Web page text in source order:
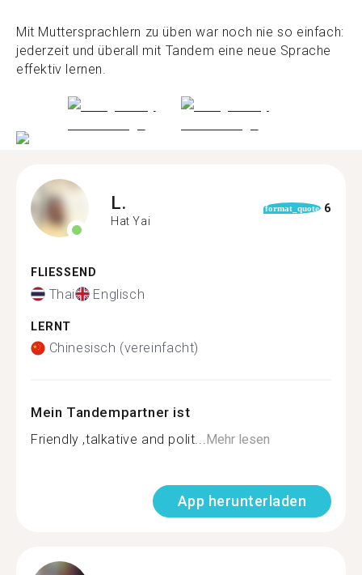
Mit Muttersprachlern zu üben war noch nie so einfach:
jederzeit und überall mit Tandem eine neue Sprache
effektiv lernen.
L.
Hat Yai
format_quote 6
FLIESSEND
Thai Englisch
LERNT
Chinesisch (vereinfacht)
Mein Tandempartner ist
Friendly ,talkative and polit...Mehr lesen
App herunterladen